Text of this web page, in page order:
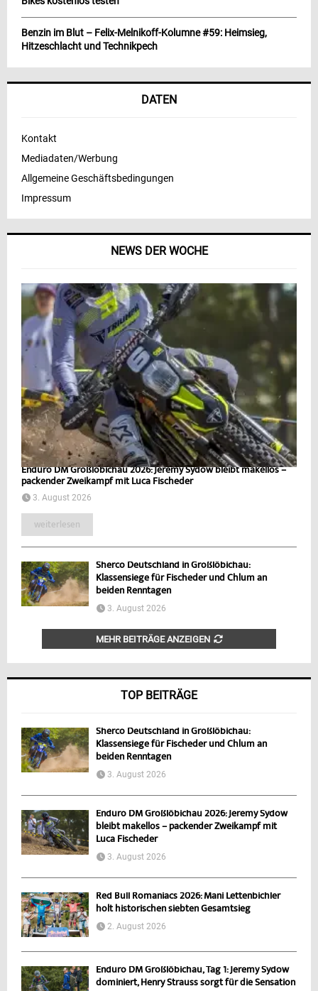
NEWS DER WOCHE
Enduro DM Großlöbichau 2026: Jeremy Sydow bleibt makellos –
packender Zweikampf mit Luca Fischeder
3. August 2026
weiterlesen
Sherco Deutschland in Großlöbichau:
Klassensiege für Fischeder und Chlum an
beiden Renntagen
3. August 2026
MEHR BEITRÄGE ANZEIGEN
TOP BEITRÄGE
Sherco Deutschland in Großlöbichau:
Klassensiege für Fischeder und Chlum an
beiden Renntagen
3. August 2026
Enduro DM Großlöbichau 2026: Jeremy Sydow
bleibt makellos – packender Zweikampf mit
Luca Fischeder
3. August 2026
Red Bull Romaniacs 2026: Mani Lettenbichler
holt historischen siebten Gesamtsieg
2. August 2026
Enduro DM Großlöbichau, Tag 1: Jeremy Sydow
dominiert, Henry Strauss sorgt für die Sensation
Benzin im Blut – Felix-Melnikoff-Kolumne #59: Heimsieg,
Hitzeschlacht und Technikpech
DATEN
Kontakt
Mediadaten/Werbung
Allgemeine Geschäftsbedingungen
Impressum